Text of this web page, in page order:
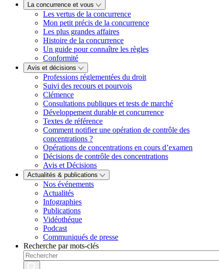
La concurrence et vous
Les vertus de la concurrence
Mon petit précis de la concurrence
Les plus grandes affaires
Histoire de la concurrence
Un guide pour connaître les règles
Conformité
Avis et décisions
Professions réglementées du droit
Suivi des recours et pourvois
Clémence
Consultations publiques et tests de marché
Développement durable et concurrence
Textes de référence
Comment notifier une opération de contrôle des
concentrations ?
Opérations de concentrations en cours d’examen
Décisions de contrôle des concentrations
Avis et Décisions
Actualités & publications
Nos événements
Actualités
Infographies
Publications
Vidéothéque
Podcast
Communiqués de presse
Recherche par mots-clés